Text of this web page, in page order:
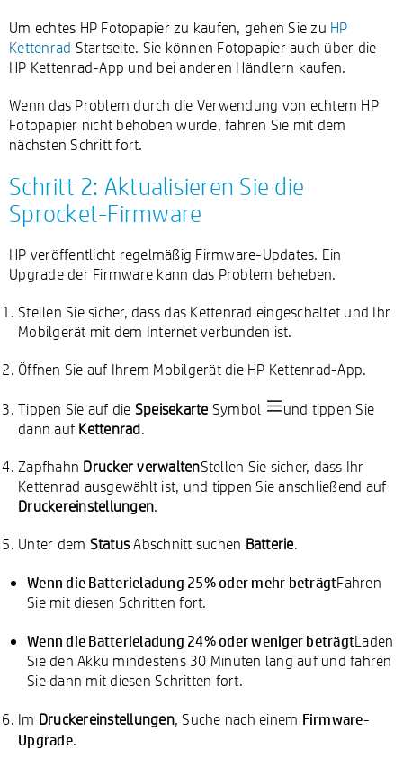
Um echtes HP Fotopapier zu kaufen, gehen Sie zu HP
Kettenrad Startseite. Sie können Fotopapier auch über die
HP Kettenrad-App und bei anderen Händlern kaufen.
Wenn das Problem durch die Verwendung von echtem HP
Fotopapier nicht behoben wurde, fahren Sie mit dem
nächsten Schritt fort.
Schritt 2: Aktualisieren Sie die
Sprocket-Firmware
HP veröffentlicht regelmäßig Firmware-Updates. Ein
Upgrade der Firmware kann das Problem beheben.
Stellen Sie sicher, dass das Kettenrad eingeschaltet und Ihr
Mobilgerät mit dem Internet verbunden ist.
Öffnen Sie auf Ihrem Mobilgerät die HP Kettenrad-App.
Tippen Sie auf die Speisekarte Symbol
und tippen Sie
dann auf Kettenrad.
Zapfhahn Drucker verwaltenStellen Sie sicher, dass Ihr
Kettenrad ausgewählt ist, und tippen Sie anschließend auf
Druckereinstellungen.
Unter dem StatusAbschnitt suchen Batterie.
Wenn die Batterieladung 25% oder mehr beträgtFahren
Sie mit diesen Schritten fort.
Wenn die Batterieladung 24% oder weniger beträgtLaden
Sie den Akku mindestens 30 Minuten lang auf und fahren
Sie dann mit diesen Schritten fort.
Im Druckereinstellungen, Suche nach einem Firmware-
Upgrade.